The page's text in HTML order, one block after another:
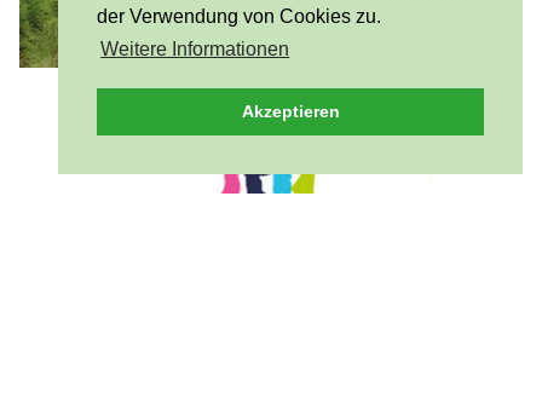
der Verwendung von Cookies zu.
Weitere Informationen
Akzeptieren